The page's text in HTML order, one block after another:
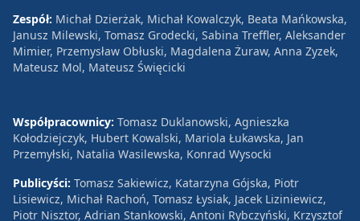
Zespół: Michał Dzierżak, Michał Kowalczyk, Beata Mańkowska,
Janusz Milewski, Tomasz Grodecki, Sabina Treffler, Aleksander
Mimier, Przemysław Obłuski, Magdalena Żuraw, Anna Zyzek,
Mateusz Mol, Mateusz Święcicki
Współpracownicy: Tomasz Duklanowski, Agnieszka
Kołodziejczyk, Hubert Kowalski, Mariola Łukawska, Jan
Przemyłski, Natalia Wasilewska, Konrad Wysocki
Publicyści: Tomasz Sakiewicz, Katarzyna Gójska, Piotr
Lisiewicz, Michał Rachoń, Tomasz Łysiak, Jacek Liziniewicz,
Piotr Nisztor, Adrian Stankowski, Antoni Rybczyński, Krzysztof